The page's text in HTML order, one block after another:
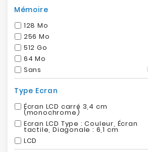
Mémoire
128 Mo
256 Mo
512 Go
64 Mo
Sans
Type Ecran
Écran LCD carré 3,4 cm
(monochrome)
Ecran LCD Type : Couleur, Écran
tactile, Diagonale : 6,1 cm
LCD